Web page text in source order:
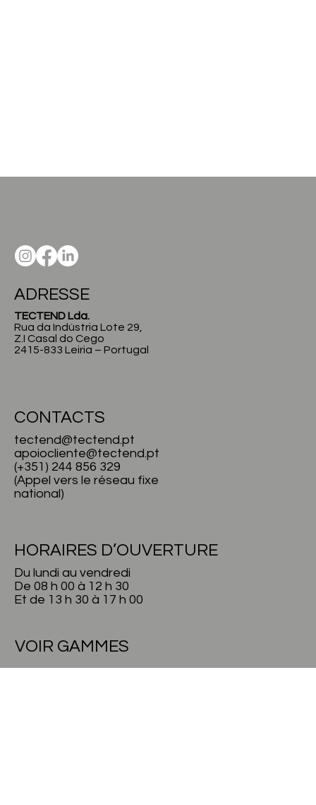
TECTEND Lda.
Rua da Indústria Lote 29,
Z.I Casal do Cego
2415-833 Leiria – Portugal
ADRESSE
tectend@tectend.pt
apoiocliente@tectend.pt
(+351) 244 856 329
(Appel vers le réseau fixe
national)
CONTACTS
Du lundi au vendredi
De 08 h 00 à 12 h 30
Et de 13 h 30 à 17 h 00
HORAIRES D’OUVERTURE
VOIR GAMMES